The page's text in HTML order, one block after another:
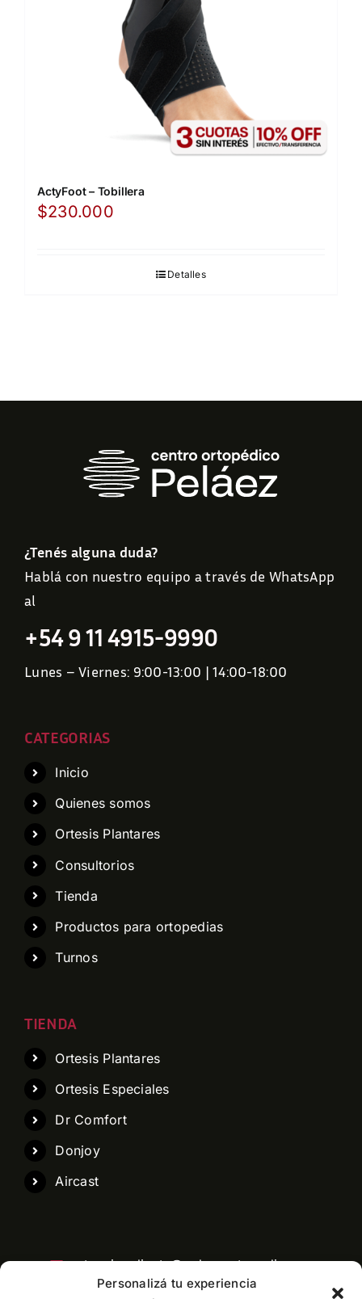
Personalizá tu experiencia
ActyFoot – Tobillera
$230.000
Detalles
¿Tenés alguna duda?
Hablá con nuestro equipo a través de WhatsApp
al
+54 9 11 4915-9990
Lunes – Viernes: 9:00-13:00 | 14:00-18:00
CATEGORIAS
Inicio
Quienes somos
Ortesis Plantares
Consultorios
Tienda
Productos para ortopedias
Turnos
TIENDA
Ortesis Plantares
Ortesis Especiales
Dr Comfort
Donjoy
Aircast
atencioncliente@pelaezortopedia.com